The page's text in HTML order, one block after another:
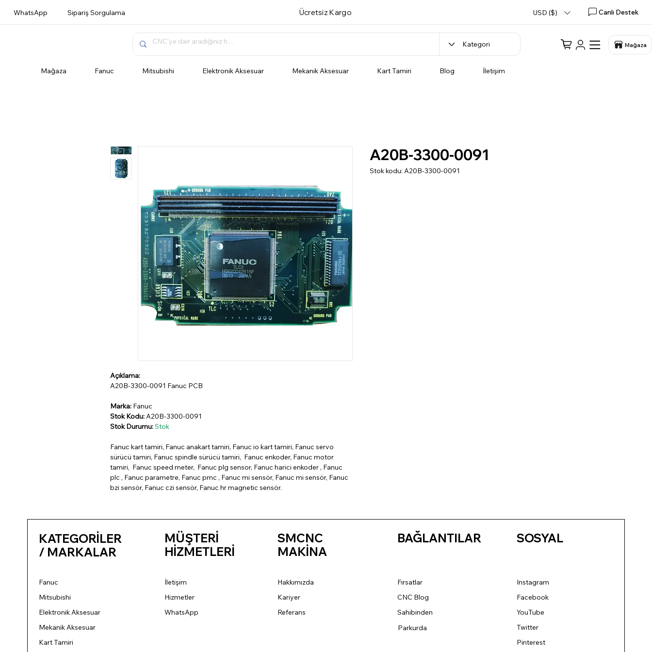
WhatsApp Sipariş Sorgulama Ücretsiz Kargo USD ($) Canlı Destek
Mağaza
Mağaza Fanuc Mitsubishi Elektronik Aksesuar Mekanik Aksesuar Kart Tamiri Blog İletişim
Açıklama:
A20B-3300-0091 Fanuc PCB
Marka: Fanuc
Stok Kodu:A20B-3300-0091
Stok Durumu:Stok
Fanuc kart tamiri, Fanuc anakart tamiri, Fanuc io kart tamiri, Fanuc servo
sürücü tamiri, Fanuc spindle sürücü tamiri, Fanuc enkoder, Fanuc motor
tamiri, Fanuc speed meter, Fanuc plg sensor, Fanuc harici enkoder , Fanuc
plc , Fanuc parametre, Fanuc pmc , Fanuc mi sensör, Fanuc mi sensör, Fanuc
bzi sensör, Fanuc czi sensör, Fanuc hr magnetic sensör.
A20B-3300-0091
Stok kodu: A20B-3300-0091
KATEGORİLER
/ MARKALAR
Fanuc
Mitsubishi
Elektronik Aksesuar
Mekanik Aksesuar
Kart Tamiri
MÜŞTERİ
HİZMETLERİ
İletişim
Hizmetler
WhatsApp
SMCNC
MAKİNA
Hakkımızda
Kariyer
Referans
BAĞLANTILAR
Fırsatlar
CNC Blog
Sahibinden
Parkurda
SOSYAL
Instagram
Facebook
YouTube
Twitter
Pinterest